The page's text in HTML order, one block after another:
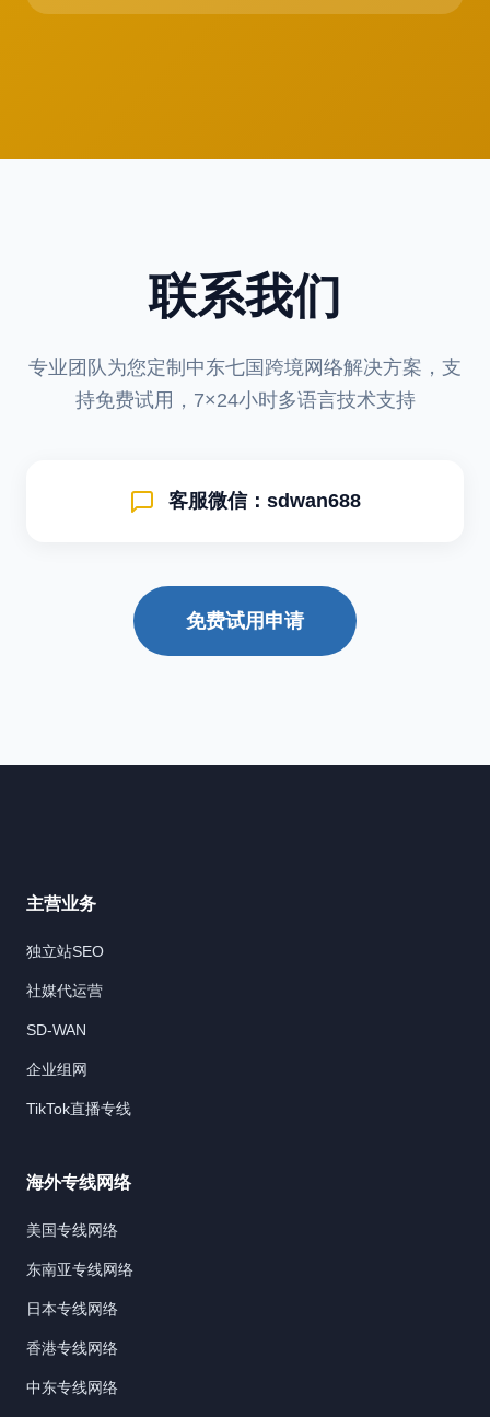
联系我们
专业团队为您定制中东七国跨境网络解决方案，支
持免费试用，7×24小时多语言技术支持
客服微信：sdwan688
免费试用申请
主营业务
独立站SEO
社媒代运营
SD-WAN
企业组网
TikTok直播专线
海外专线网络
美国专线网络
东南亚专线网络
日本专线网络
香港专线网络
中东专线网络